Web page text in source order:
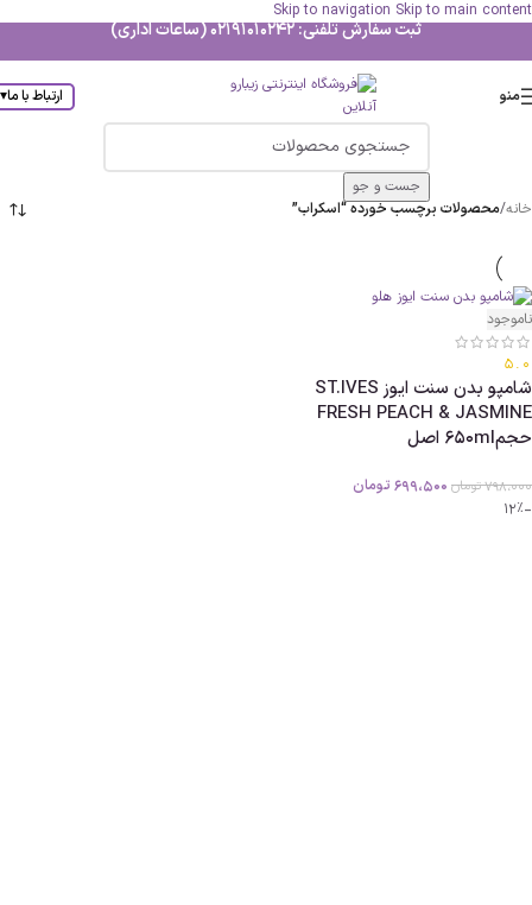
Skip to navigation Skip to main content
ثبت سفارش تلفنی: 02191010242 (ساعات اداری)
منو ارتباط با ما▾
جست و جو
خانه/محصولات برچسب خورده “اسکراب”
ناموجود
5.0
شامپو بدن سنت ایوز ST.IVES
FRESH PEACH & JASMINE
حجم650ml اصل
798،000تومان 699،500 تومان
-12%